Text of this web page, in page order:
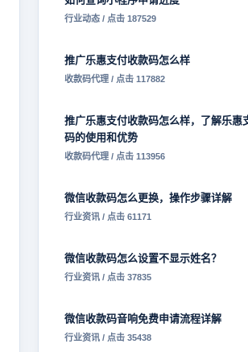
行业动态 / 点击 187529
推广乐惠支付收款码怎么样
收款码代理 / 点击 117882
推广乐惠支付收款码怎么样，了解乐惠
码的使用和优势
收款码代理 / 点击 113956
微信收款码怎么更换，操作步骤详解
行业资讯 / 点击 61171
微信收款码怎么设置不显示姓名？
行业资讯 / 点击 37835
微信收款码音响免费申请流程详解
行业资讯 / 点击 35438